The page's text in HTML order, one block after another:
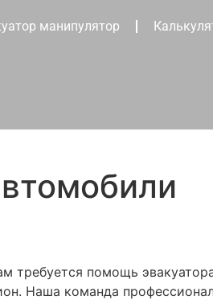
манипулятор
требуется помощь
Наша команда